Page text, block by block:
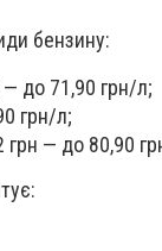
бензину:
до 71,90 грн/л;
грн/л;
грн — до 80,90